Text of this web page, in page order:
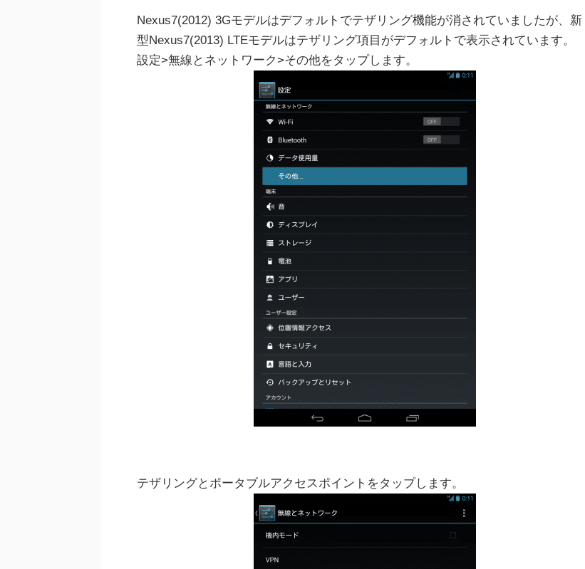
Nexus7(2012) 3Gモデルはデフォルトでテザリング機能が消されていましたが、新
型Nexus7(2013) LTEモデルはテザリング項目がデフォルトで表示されています。
設定>無線とネットワーク>その他をタップします。
テザリングとポータブルアクセスポイントをタップします。